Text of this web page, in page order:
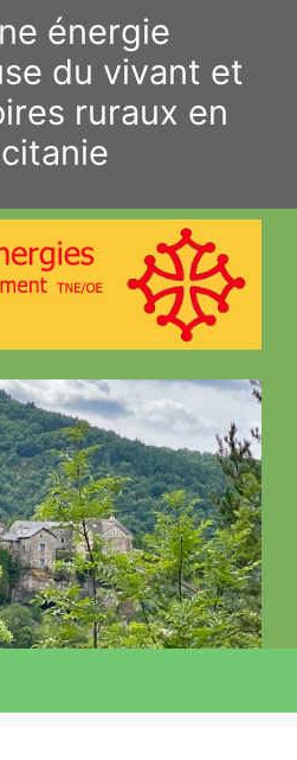
énergie
du vivant et
ruraux en